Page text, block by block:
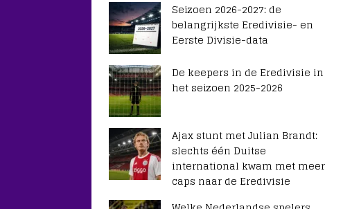
Seizoen 2026-2027: de
belangrijkste Eredivisie- en
Eerste Divisie-data
De keepers in de Eredivisie in
het seizoen 2025-2026
Ajax stunt met Julian Brandt:
slechts één Duitse
international kwam met meer
caps naar de Eredivisie